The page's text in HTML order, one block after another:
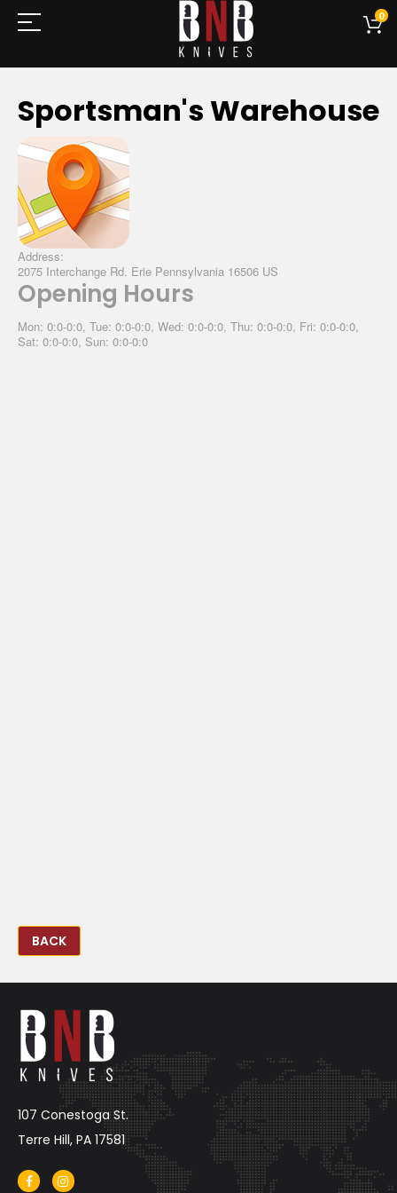
0
Sportsman's Warehouse
Address:
2075 Interchange Rd. Erie Pennsylvania 16506 US
Opening Hours
Mon: 0:0-0:0, Tue: 0:0-0:0, Wed: 0:0-0:0, Thu: 0:0-0:0, Fri: 0:0-0:0,
Sat: 0:0-0:0, Sun: 0:0-0:0
BACK
107 Conestoga St.
Terre Hill, PA 17581